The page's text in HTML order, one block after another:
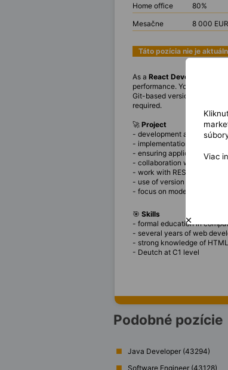
Home office
80%
Mesačne
8 000 EUR
Táto pozícia nie je
As a React Developer
you
performance. You will
Git-based version control.
required.
🚀 Project
- development and
- implementation of new
- ensuring application
- collaboration with
- work with RESTful APIs
- use of version control
- focus on modern web
🎯 Skills
- formal education in
- several years of web
- strong knowledge of
- Deutch at C1 level
Podobné pozície
Java Developer (43294)
Software Engineer (43128)
Viac